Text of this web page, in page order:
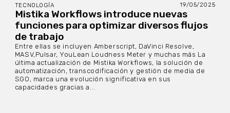
TECNOLOGÍA 19/05/2025
Mistika Workflows introduce nuevas
funciones para optimizar diversos flujos
de trabajo
Entre ellas se incluyen Amberscript, DaVinci Resolve,
MASV,Pulsar, YouLean Loudness Meter y muchas más La
última actualización de Mistika Workflows, la solución de
automatización, transcodificación y gestión de media de
SGO, marca una evolución significativa en sus
capacidades gracias a...